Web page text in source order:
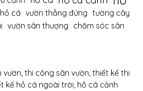
cá vườn thẳng đứng tường cây
vườn sân thượng chăm sóc sân
vườn, thi công sân vườn, thiết kế thi
kế hồ cá ngoài trời, hồ cá cảnh